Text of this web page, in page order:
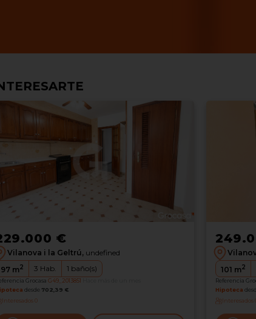
€
Vilanova i la Geltrú, undefined
97m2 3 Hab. 1 baño(s)
Grocasa G49_2013851
desde 702,39 €
Interesados0
101 m2
Referencia
Hipoteca
Interesados